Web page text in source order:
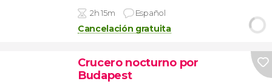
2h 15m Español
Cancelación gratuita
Crucero nocturno por
Budapest